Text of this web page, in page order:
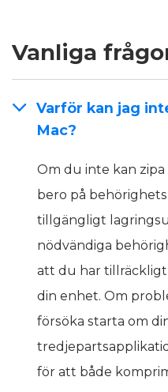
Vanliga
Varför kan jag
Mac?
Om du inte kan
bero på
tillgängligt
nödvändiga
att du har
din enhet. Om
försöka starta om
för att både